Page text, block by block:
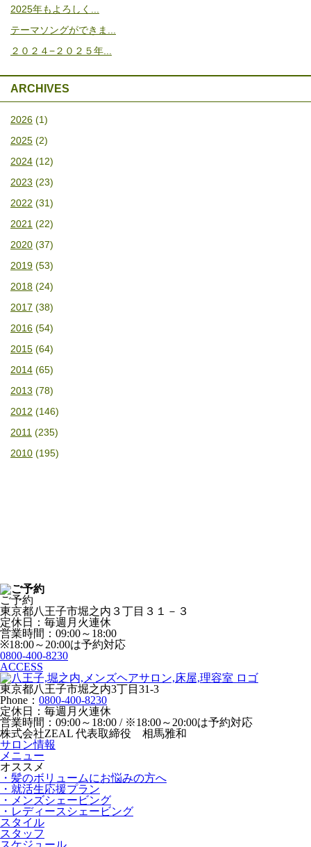
2025年もよろしく...
テーマソングができま...
２０２４−２０２５年...
ARCHIVES
2026 (1)
2025 (2)
2024 (12)
2023 (23)
2022 (31)
2021 (22)
2020 (37)
2019 (53)
2018 (24)
2017 (38)
2016 (54)
2015 (64)
2014 (65)
2013 (78)
2012 (146)
2011 (235)
2010 (195)
ご予約
東京都八王子市堀之内３丁目３１－３
定休日：毎週月火連休
営業時間：09:00～18:00
※18:00～20:00は予約対応
0800-400-8230
ACCESS
東京都八王子市堀之内3丁目31-3
Phone： 0800-400-8230
定休日：毎週月火連休
営業時間：09:00～18:00 / ※18:00～20:00は予約対応
株式会社ZEAL 代表取締役 相馬雅和
サロン情報
メニュー
オススメ
・髪のボリュームにお悩みの方へ
・就活生応援プラン
・メンズシェービング
・レディースシェービング
スタイル
スタッフ
スケジュール